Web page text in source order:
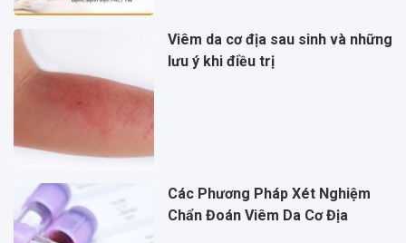
Viêm da cơ địa sau sinh và những
lưu ý khi điều trị
Các Phương Pháp Xét Nghiệm
Chẩn Đoán Viêm Da Cơ Địa